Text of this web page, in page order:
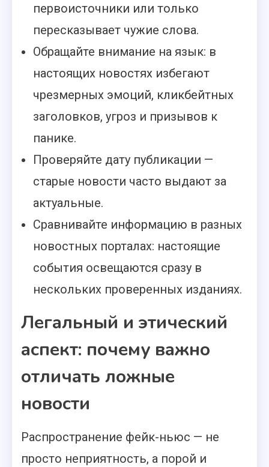
первоисточники или только
пересказывает чужие слова.
Обращайте внимание на язык: в
настоящих новостях избегают
чрезмерных эмоций, кликбейтных
заголовков, угроз и призывов к
панике.
Проверяйте дату публикации —
старые новости часто выдают за
актуальные.
Сравнивайте информацию в разных
новостных порталах: настоящие
события освещаются сразу в
нескольких проверенных изданиях.
Легальный и этический
аспект: почему важно
отличать ложные
новости
Распространение фейк-ньюс — не
просто неприятность, а порой и